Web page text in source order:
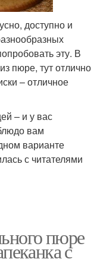
доступно и
эту. В
пюре, тут отлично
– отличное
– и у вас
вам
варианте
с читателями
пюре
с